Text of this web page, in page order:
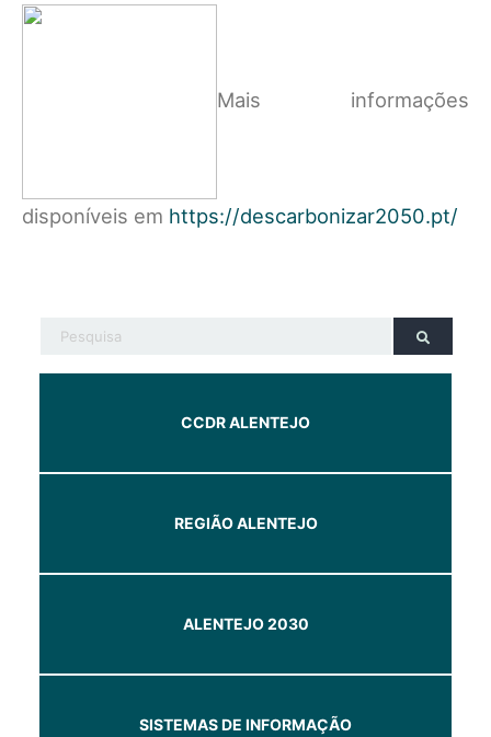
Mais informações
disponíveis em https://descarbonizar2050.pt/
CCDR ALENTEJO
REGIÃO ALENTEJO
ALENTEJO 2030
SISTEMAS DE INFORMAÇÃO